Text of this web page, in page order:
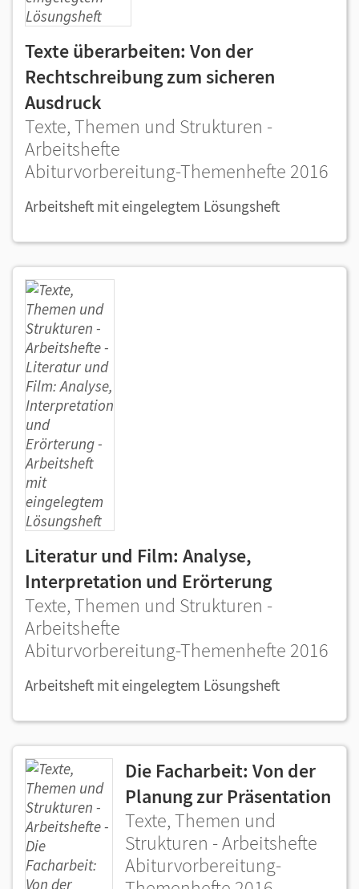
Texte überarbeiten: Von der
Rechtschreibung zum sicheren
Ausdruck
Texte, Themen und Strukturen -
Arbeitshefte
Abiturvorbereitung-Themenhefte 2016
Arbeitsheft mit eingelegtem Lösungsheft
Literatur und Film: Analyse,
Interpretation und Erörterung
Texte, Themen und Strukturen -
Arbeitshefte
Abiturvorbereitung-Themenhefte 2016
Arbeitsheft mit eingelegtem Lösungsheft
Die Facharbeit: Von der
Planung zur Präsentation
Texte, Themen und
Strukturen - Arbeitshefte
Abiturvorbereitung-